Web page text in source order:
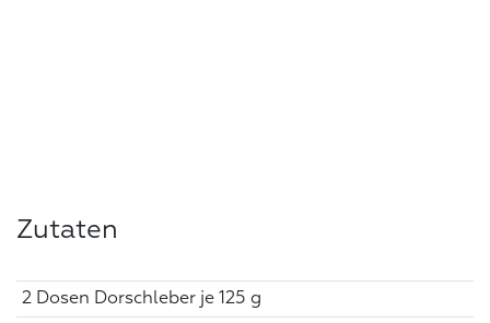
Zutaten
2 Dosen Dorschleber je 125 g